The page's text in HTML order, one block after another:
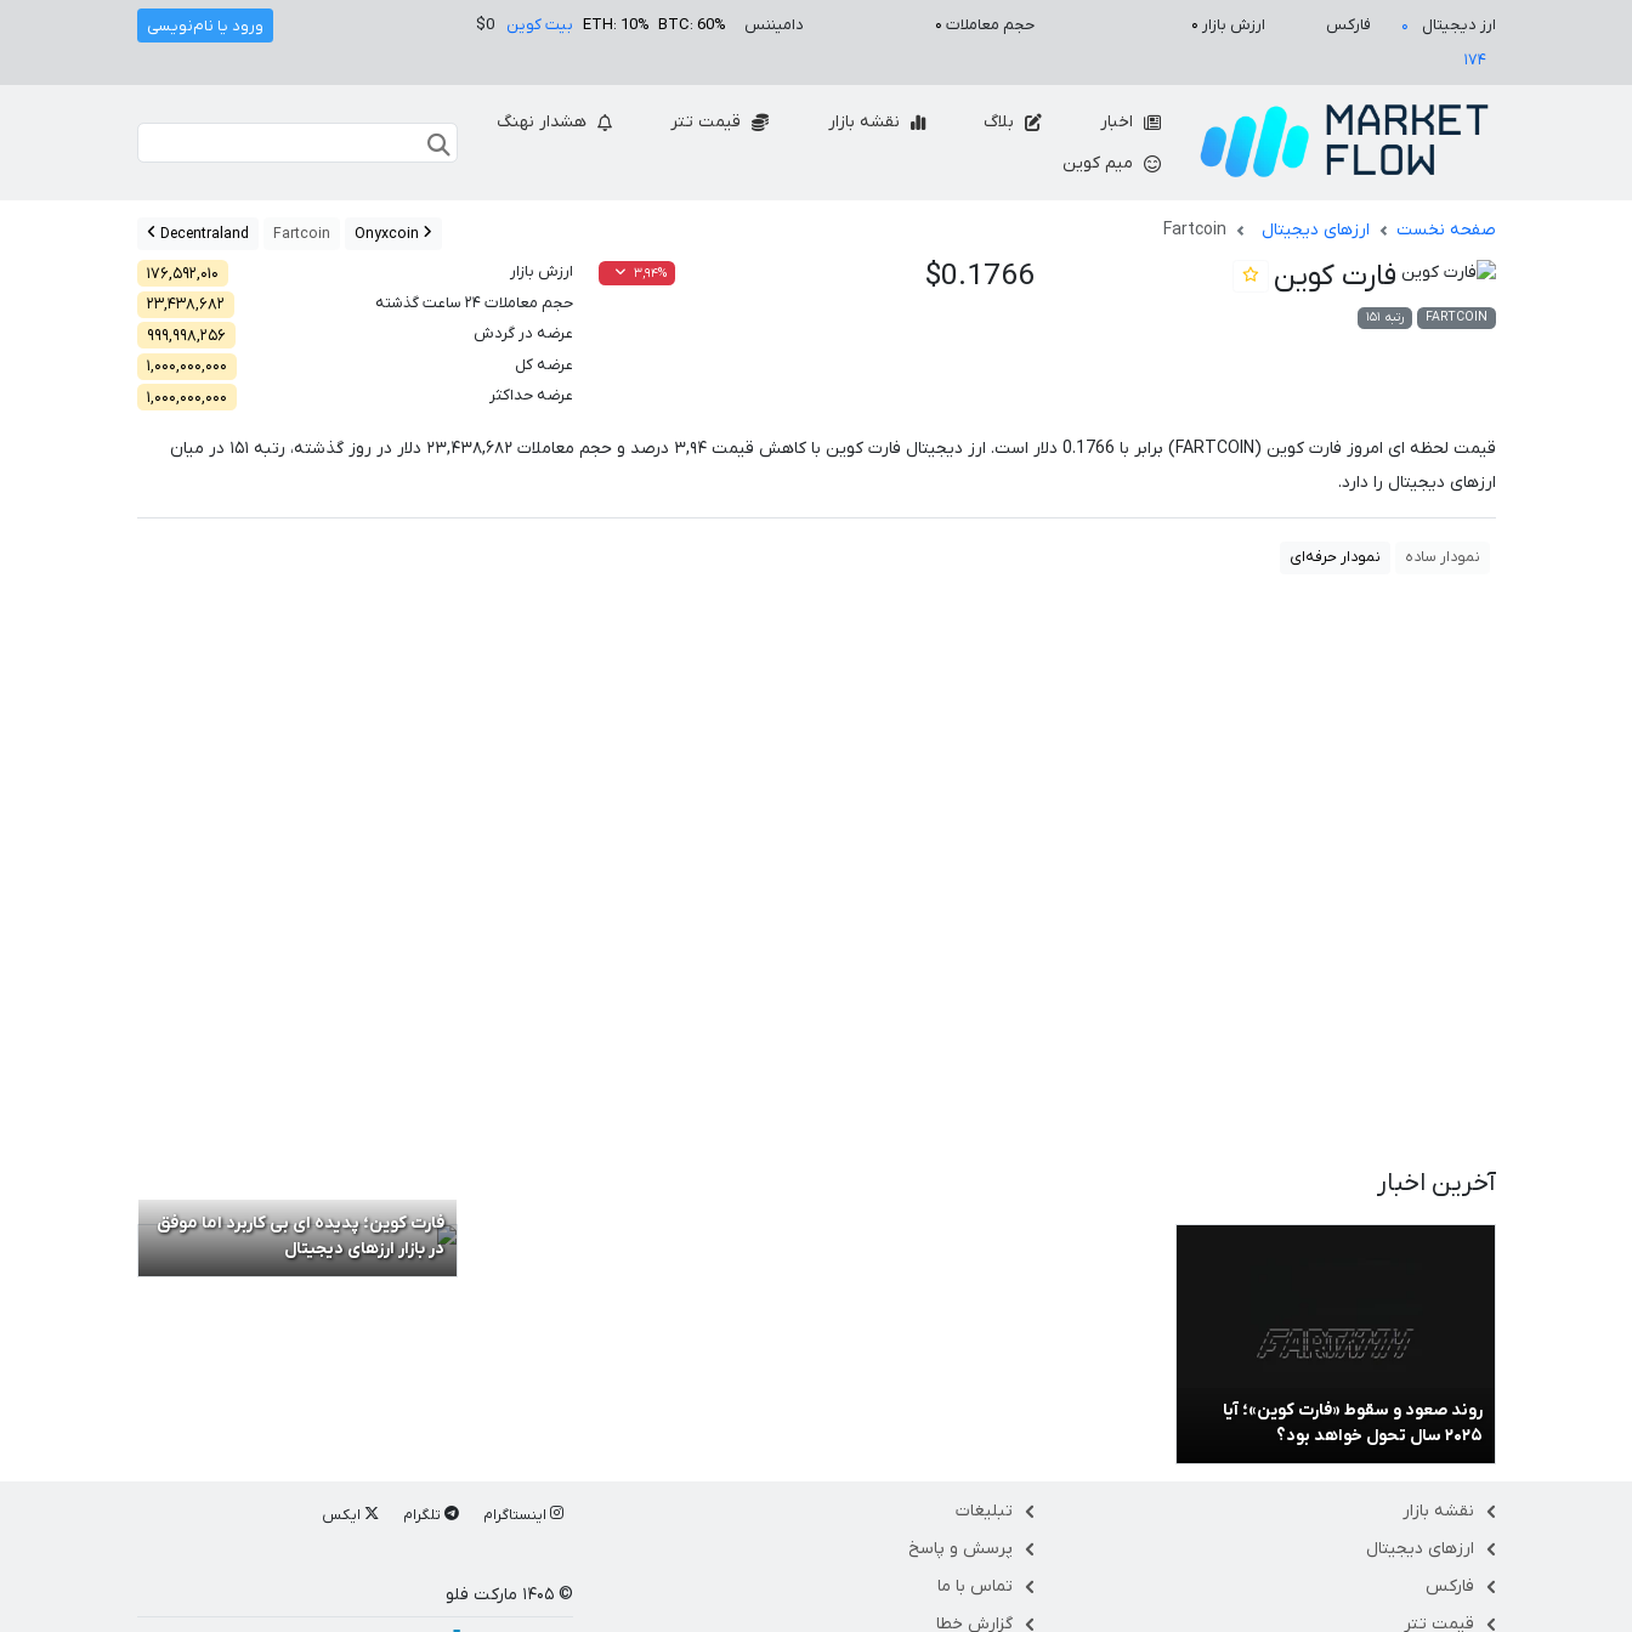
ارز دیجیتال ۰
فارکس
۱۷۴
ارزش بازار ۰ حجم معاملات ۰ دامیننس BTC: 60%
ETH: 10% بیت کوین $0 ورود یا نام‌نویسی
اخبار بلاگ نقشه بازار قیمت تتر
هشدار نهنگ
میم کوین
صفحه نخست ارزهای دیجیتال Fartcoin
Fartcoin
Decentraland
فارت کوین
FARTCOIN رتبه ۱۵۱
$0.1766 ۳,۹۴% ارزش بازار
۱۷۶,۵۹۲,۰۱۰
حجم معاملات ۲۴ ساعت گذشته
۲۳,۴۳۸,۶۸۲
عرضه در گردش
۹۹۹,۹۹۸,۲۵۶
عرضه کل
۱,۰۰۰,۰۰۰,۰۰۰
عرضه حداکثر
۱,۰۰۰,۰۰۰,۰۰۰
قیمت لحظه ای امروز فارت کوین (FARTCOIN) برابر با 0.1766 دلار است. ارز دیجیتال فارت کوین با کاهش قیمت۳,۹۴ درصد و حجم معاملات۲۳,۴۳۸,۶۸۲ دلار در روز گذشته، رتبه ۱۵۱ در میان
ارزهای دیجیتال را دارد.
نمودار ساده نمودار حرفه‌ای
آخرین اخبار
روند صعود و سقوط «فارت کوین»؛ آیا
۲۰۲۵ سال تحول خواهد بود؟
فارت کوین؛ پدیده ای بی کاربرد اما موفق
در بازار ارزهای دیجیتال
نقشه بازار
ارزهای دیجیتال
فارکس
قیمت تتر
تبلیغات
پرسش و پاسخ
تماس با ما
گزارش خطا
اینستاگرام تلگرام ایکس
© ۱۴۰۵ مارکت فلو